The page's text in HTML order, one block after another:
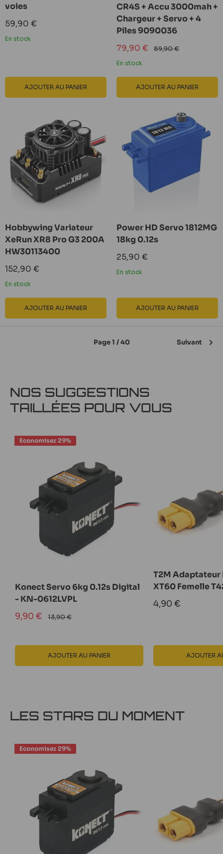
voies
Prix
réduit
59,90 €
En stock
AJOUTER AU PANIER
CR4S + Accu 3000mah +
Chargeur + Servo + 4
Piles 9090036
Prix
réduit
79,90 € Prix
normal
89,90 €
En stock
AJOUTER AU PANIER
Hobbywing Variateur
XeRun XR8 Pro G3 200A
HW30113400
Prix
réduit
152,90 €
En stock
AJOUTER AU PANIER
Power HD Servo 1812MG
18kg 0.12s
Prix
réduit
25,90 €
En stock
AJOUTER AU PANIER
Page 1 / 40 Suivant
NOS SUGGESTIONS
TAILLÉES POUR VOUS
Economisez 29%
Konect Servo 6kg 0.12s Digital
- KN-0612LVPL
Prix
réduit
9,90 € Prix
normal
13,90 €
AJOUTER AU PANIER
T2M Adaptateur
XT60 Femelle
Prix
réduit
4,90 €
AJOUTER
LES STARS DU MOMENT
Economisez 29%